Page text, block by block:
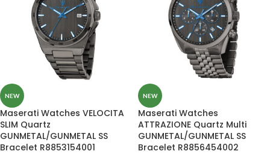
NEW
Maserati Watches VELOCITA
SLIM Quartz
GUNMETAL/GUNMETAL SS
Bracelet R8853154001
NEW
Maserati Watches
ATTRAZIONE Quartz Multi
GUNMETAL/GUNMETAL SS
Bracelet R8856454002